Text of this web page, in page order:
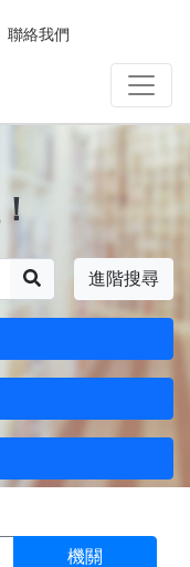
聯絡我們
進階搜尋
機關